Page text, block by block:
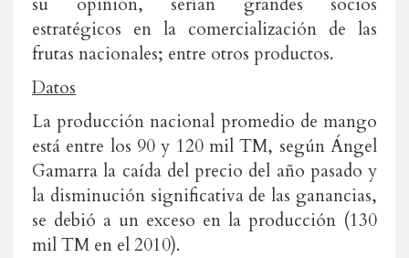
estratégicos en la comercialización de las
frutas nacionales; entre otros productos.
Datos
La producción nacional promedio de mango
está entre los 90 y 120 mil TM, según Ángel
Gamarra la caída del precio del año pasado y
la disminución significativa de las ganancias,
se debió a un exceso en la producción (130
mil TM en el 2010).